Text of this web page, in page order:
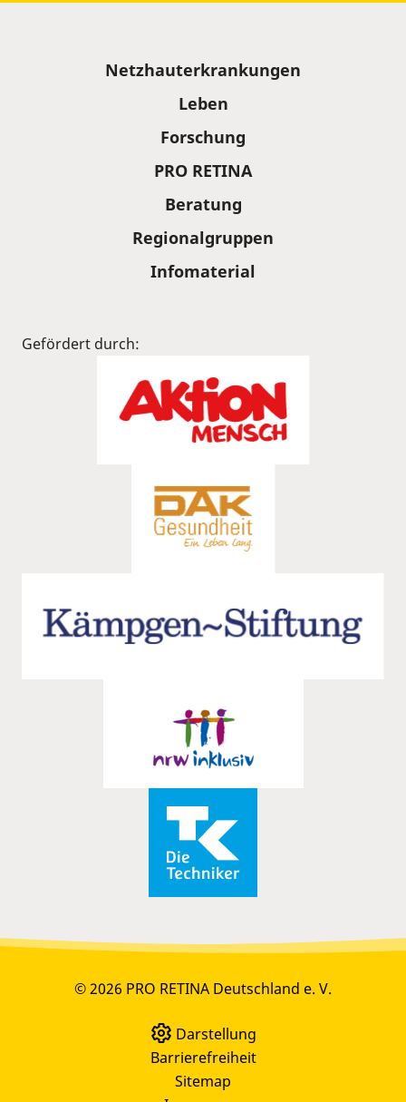
Netzhauterkrankungen
Leben
Forschung
PRO RETINA
Beratung
Regionalgruppen
Infomaterial
Gefördert durch:
© 2026 PRO RETINA Deutschland e. V.
Darstellung
Barrierefreiheit
Sitemap